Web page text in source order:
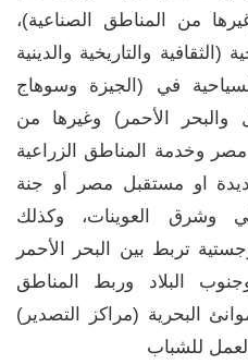
من المناطق الصناعية)،
والتاريخية والدينية
في (الجيزة وسوهاج
الأحمر) وغيرها من
وخدمة المناطق الزراعية
او مستقبل مصر أو جنة
العوينات، وكذلك
تربط بين البحر الأحمر
البلاد وربط المناطق
البحرية (مراكز التصدير)
للشباب